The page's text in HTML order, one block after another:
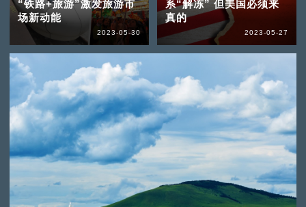
“铁路+旅游”激发旅游市
场新动能
2023-05-30
系“解冻” 但美国必须来
真的
2023-05-27